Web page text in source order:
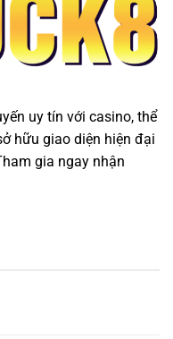
uy tín với casino, thể
hữu giao diện hiện đại
gia ngay nhận